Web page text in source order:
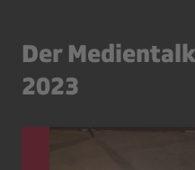
Der
2023